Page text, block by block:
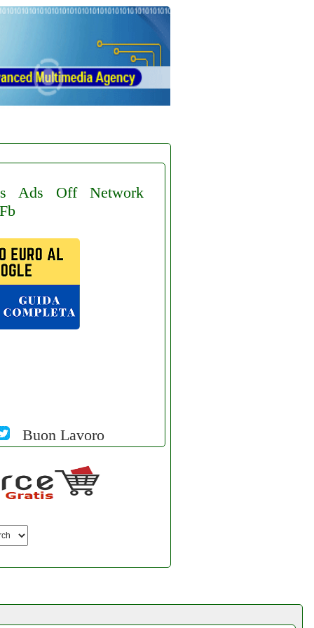
Ads Off
Network
Buon Lavoro